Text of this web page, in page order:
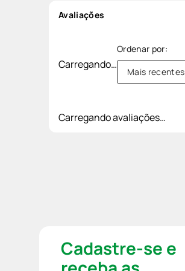
Avaliações
Carregando…
Mais recentes
Carregando avaliações…
Cadastre-se e